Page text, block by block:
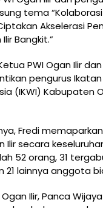
tema
Akselerasi
Bangkit.”
PWI Ogan Ilir
pengurus
(IKWI) Kabupaten
Fredi
Ilir secara
52 orang, 31
21 lainnya anggota
Ilir, Panca